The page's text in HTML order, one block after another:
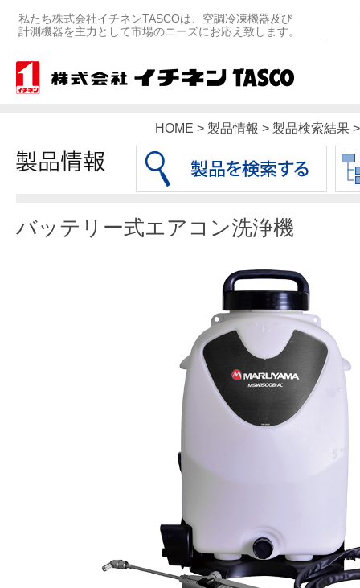
私たち株式会社イチネンTASCOは、空調冷凍機器及び
計測機器を主力として市場のニーズにお応え致します。
HOME > 製品情報 > 製品検索結果
バッテリー式エアコン洗浄機